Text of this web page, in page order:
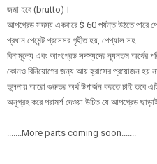
জমা হবে (brutto)।
আপগ্রেড সদস্য একবারে $ 60 পর্যন্ত উঠতে পারে
প্রধান পেমেন্ট প্রসেসর গৃহীত হয়, পেপ্যাল ​​সহ
বিনামূল্যে এবং আপগ্রেড সদস্যদের ন্যূনতম অর্থের
কোনও বিনিয়োগের জন্য আয় হ্রাসের প্রয়োজন হয়
তুলনায় আরো গুরুতর অর্থ উপার্জন করতে চাই তবে
অনুগ্রহ করে পরামর্শ দেওয়া উচিত যে আপগ্রেড
.......More parts coming soon.......